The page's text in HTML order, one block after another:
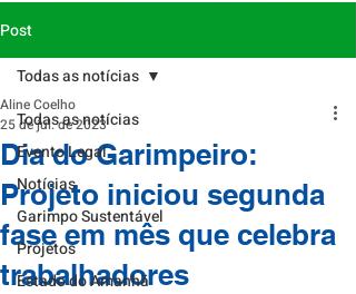
Post
Todas as notícias
Evento Legal
Notícias
Garimpo Sustentável
Projetos
Estado do Amanhã
Todas as notícias
Dia do Garimpeiro:
Projeto iniciou segunda
fase em mês que celebra
trabalhadores
Aline Coelho
25 de jul. de 2023